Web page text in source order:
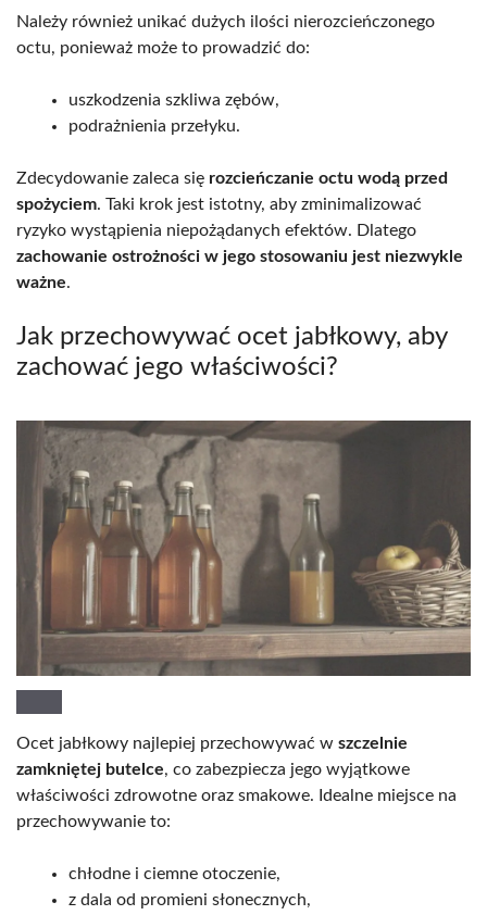
Należy również unikać dużych ilości nierozcieńczonego
octu, ponieważ może to prowadzić do:
uszkodzenia szkliwa zębów,
podrażnienia przełyku.
Zdecydowanie zaleca się rozcieńczanie octu wodą przed
spożyciem. Taki krok jest istotny, aby zminimalizować
ryzyko wystąpienia niepożądanych efektów. Dlatego
zachowanie ostrożności w jego stosowaniu jest niezwykle
ważne.
Jak przechowywać ocet jabłkowy, aby
zachować jego właściwości?
Ocet jabłkowy najlepiej przechowywać w szczelnie
zamkniętej butelce, co zabezpiecza jego wyjątkowe
właściwości zdrowotne oraz smakowe. Idealne miejsce na
przechowywanie to:
chłodne i ciemne otoczenie,
z dala od promieni słonecznych,